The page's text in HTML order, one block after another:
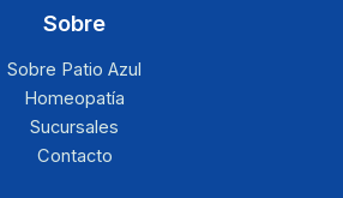
Sobre
Sobre Patio Azul
Homeopatía
Sucursales
Contacto